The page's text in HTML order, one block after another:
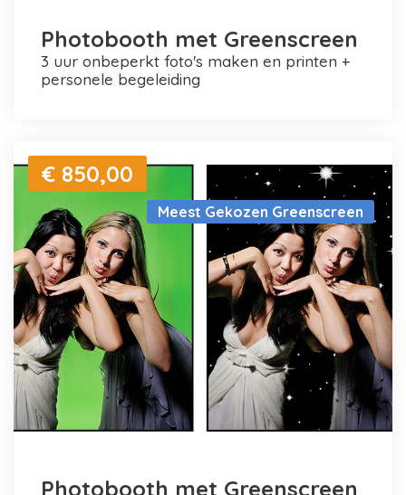
Photobooth met Greenscreen
3 uur onbeperkt foto's maken en printen +
personele begeleiding
Meest Gekozen Greenscreen
€ 850,00
Photobooth met Greenscreen